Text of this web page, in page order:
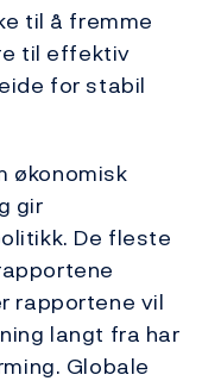
til å fremme
til effektiv
for stabil
økonomisk
gir
De fleste
rapportene vil
langt fra har
Globale